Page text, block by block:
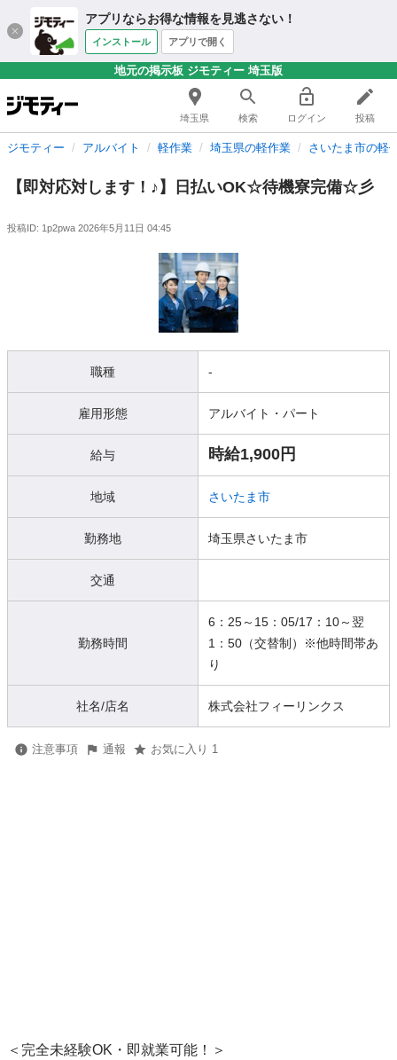
アプリならお得な情報を見逃さない！
インストール アプリで開く
地元の掲示板 ジモティー 埼玉版
埼玉県 検索 ログイン 投稿
ジモティー アルバイト 軽作業 埼玉県の軽作業 さいたま市の軽
【即対応対します！♪】日払いOK☆待機寮完備☆彡
投稿ID: 1p2pwa 2026年5月11日 04:45
職種 -
雇用形態 アルバイト・パート
給与 時給1,900円
地域 さいたま市
勤務地 埼玉県さいたま市
交通
勤務時間
6：25～15：05/17：10～翌
1：50（交替制）※他時間帯あ
り
社名/店名 株式会社フィーリンクス
注意事項 通報 お気に入り 1
＜完全未経験OK・即就業可能！＞